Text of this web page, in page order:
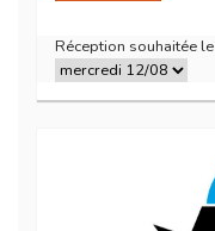
Réception souhaitée le